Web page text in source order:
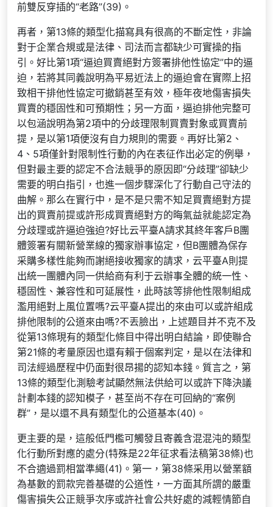
前雙反穿插的“老路”(39)。
再者，第13條的類型化描寫具有很高的不斷定性，非論
對于企業合規或是法律、司法而言都缺少可實操的指
引。好比第1項“逼迫買賣絕對方簽署排他性協定”中的逼
迫，若將其同義說明為平易近法上的逼迫會在實際上招
致相干排他性協定可撤銷甚至有效，極年夜地傷害損失
買賣的穩固性和可預期性；另一方面，逼迫排他完整可
以包涵說明為第2項中的分歧理限制買賣對象或買賣前
提，是以第1項便沒有自力規則的需要。再好比第2、
4、5項僅針對限制性行動的內在表征作出必定的例舉，
但對最主要的認定不合法競爭的原因即“分歧理”卻缺少
需要的明白指引，也進一個步驟深化了行動自己守法的
曲解。那么在實行中，是不是只需不知足買賣絕對方提
出的買賣前提或許形成買賣絕對方的晦氣益就能認定為
分歧理或許逼迫強迫?好比云平臺A請求其終年客戶B團
體簽署有關新營業線的獨家辦事協定，但B團體為保存
采購多樣性能夠而謝絕接收獨家的請求，云平臺A則提
出統一團體內同一供給商有利于云辦事全體的統一性、
穩固性、兼容性和可延展性，此時該等排他性限制組成
濫用絕對上風位置嗎?云平臺A提出的來由可以或許組成
排他限制的公道來由嗎?不丟臉出，上述題目并不克不及
從第13條現有的類型化條目中得出明白結論，即使聯合
第21條的考量原因也還有賴于個案判定，是以在法律和
司法經過歷程中仍面對很昂揚的認知本錢。質言之，第
13條的類型化測驗考試顯然無法供給可以或許下降決議
計劃本錢的認知模子，甚至尚不存在可回納的“案例
群”，是以還不具有類型化的公道基本(40)。
更主要的是，這般低門檻可觸發且寄義含混混沌的類型
化行動所對應的處分(特殊是22年征求看法稿第38條)也
不合適過罰相當準繩(41)。第一，第38條采用以營業額
為基數的罰款完善基礎的公道性，一方面其所謂的嚴重
傷害損失公正競爭次序或許社會公共好處的減輕情節自